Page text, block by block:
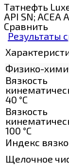
Татнефть
API SN; ACEA
Сравнить
Результаты
Физико-
Вязкость
40 °С
Вязкость
100 °С
Индекс
Щелочное